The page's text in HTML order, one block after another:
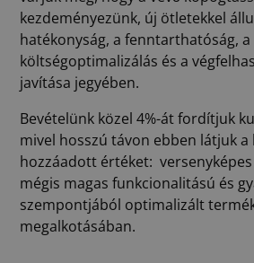
kezdeményezünk, új ötletekkel
hatékonyság, a fenntarthatóság, a
költségoptimalizálás és a
javítása jegyében.
Bevételünk közel 4%-át fordítjuk
mivel hosszú távon ebben látjuk a
hozzáadott értéket:
mégis magas funkcionalitású és
szempontjából optimalizált
megalkotásában.